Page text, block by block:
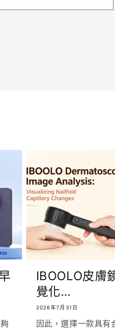
IBOOLO皮膚
覺化…
2026年7月31日
因此，選擇一款具有